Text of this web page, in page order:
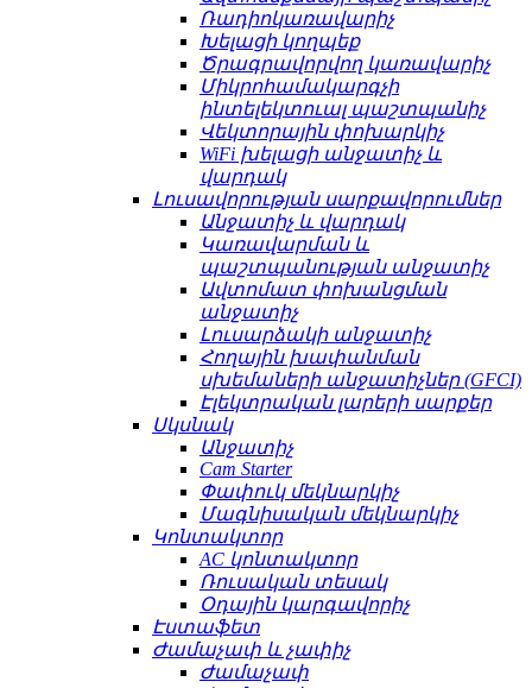
Ռադիոկառավարիչ
Խելացի կողպեք
Ծրագրավորվող կառավարիչ
Միկրոհամակարգչի
ինտելեկտուալ պաշտպանիչ
Վեկտորային փոխարկիչ
WiFi խելացի անջատիչ և
վարդակ
Լուսավորության սարքավորումներ
Անջատիչ և վարդակ
Կառավարման և
պաշտպանության անջատիչ
Ավտոմատ փոխանցման
անջատիչ
Լուսարձակի անջատիչ
Հողային խափանման
սխեմաների անջատիչներ (GFCI)
Էլեկտրական լարերի սարքեր
Սկսնակ
Անջատիչ
Cam Starter
Փափուկ մեկնարկիչ
Մագնիսական մեկնարկիչ
Կոնտակտոր
AC կոնտակտոր
Ռուսական տեսակ
Օդային կարգավորիչ
Էստաֆետ
Ժամաչափ և չափիչ
Ժամաչափ